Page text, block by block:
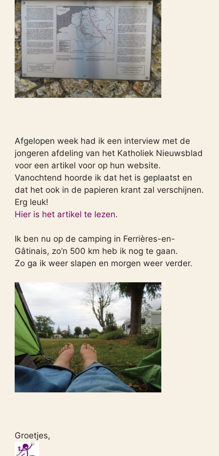
Afgelopen week had ik een interview met de
jongeren afdeling van het Katholiek Nieuwsblad
voor een artikel voor op hun website.
Vanochtend hoorde ik dat het is geplaatst en
dat het ook in de papieren krant zal verschijnen.
Erg leuk!
Hier is het artikel te lezen.
Ik ben nu op de camping in Ferrières-en-
Gâtinais, zo’n 500 km heb ik nog te gaan.
Zo ga ik weer slapen en morgen weer verder.
Groetjes,